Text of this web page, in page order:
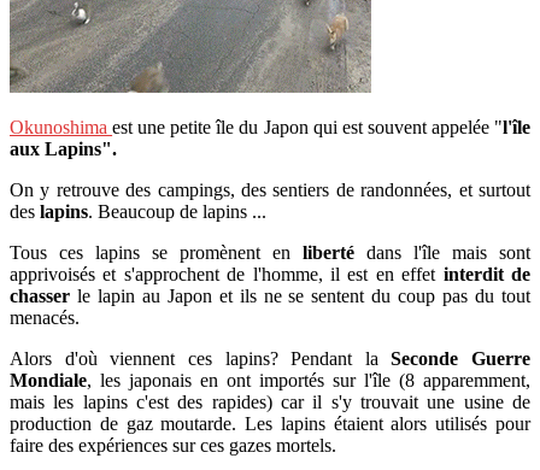
Okunoshimaest une petite île du Japon qui est souvent appelée "l'île
aux Lapins".
On y retrouve des campings, des sentiers de randonnées, et surtout
des lapins. Beaucoup de lapins ...
Tous ces lapins se promènent en liberté dans l'île mais sont
apprivoisés et s'approchent de l'homme, il est en effet interdit de
chasser le lapin au Japon et ils ne se sentent du coup pas du tout
menacés.
Alors d'où viennent ces lapins? Pendant laSeconde Guerre
Mondiale, les japonais en ont importés sur l'île (8 apparemment,
mais les lapins c'est des rapides) car il s'y trouvait une usine de
production de gaz moutarde. Les lapins étaient alors utilisés pour
faire des expériences sur ces gazes mortels.